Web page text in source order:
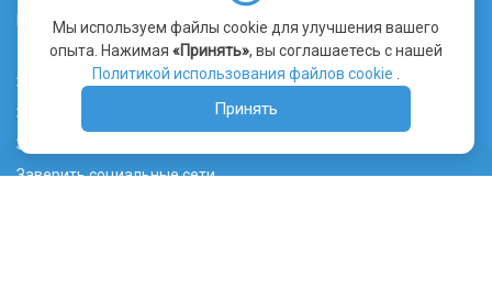
Контакты
Уведомление об использовании файлов cookie
Заверить сайт
Заверить видео
Заверить переписку
Заверить социальные сети
Мы используем файлы cookie для улучшения вашего
опыта. Нажимая «Принять», вы соглашаетесь с нашей
Политикой использования файлов cookie
Принять